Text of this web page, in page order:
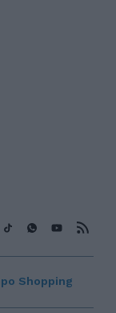
Shopping